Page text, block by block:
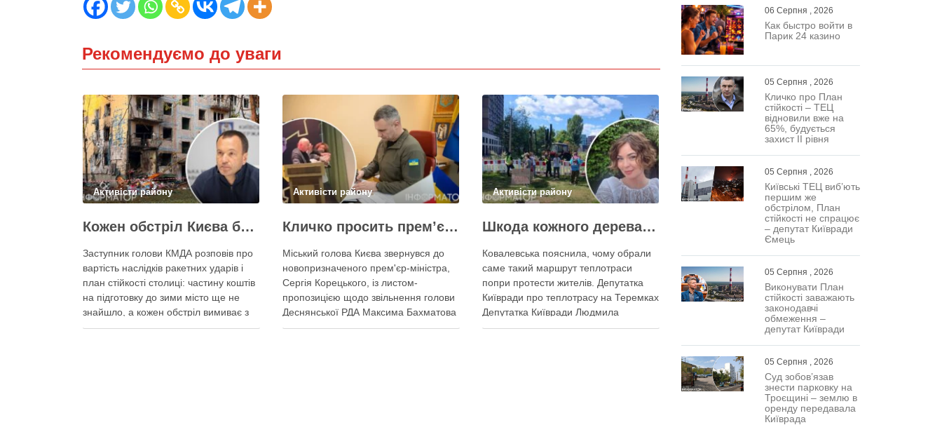
Рекомендуємо до уваги
Активісти району
Кожен обстріл Києва балістикою наносить місту збитків на 300-500 мільйонів – Петро Пантелеєв
Заступник голови КМДА розповів про
вартість наслідків ракетних ударів і
план стійкості столиці: частину коштів
на підготовку до зими місто ще не
знайшло, а кожен обстріл вимиває з
казни міста ще більше коштів
Активісти району
Кличко просить прем’єра Корецького внести президентові подання на звільнення володаря Троєщини Бахматова
Міський голова Києва звернувся до
новопризначеного прем'єр-міністра,
Сергія Корецького, із листом-
пропозицією щодо звільнення голови
Деснянської РДА Максима Бахматова
Кличко написав листа прем'єрові
Активісти району
Шкода кожного дерева на Теремках, але тепло мають подати в 400 будинків – депутатка Київради
Ковалевська пояснила, чому обрали
саме такий маршрут теплотраси
попри протести жителів. Депутатка
Київради про теплотрасу на Теремках
Депутатка Київради Людмила
Ковалевська 6 серпня
06 Серпня , 2026
Как быстро войти в
Парик 24 казино
05 Серпня , 2026
Кличко про План
стійкості – ТЕЦ
відновили вже на
65%, будується
захист ІІ рівня
05 Серпня , 2026
Київські ТЕЦ виб’ють
першим же
обстрілом, План
стійкості не спрацює
– депутат Київради
Ємець
05 Серпня , 2026
Виконувати План
стійкості заважають
законодавчі
обмеження –
депутат Київради
05 Серпня , 2026
Суд зобов’язав
знести парковку на
Троєщині – землю в
оренду передавала
Київрада